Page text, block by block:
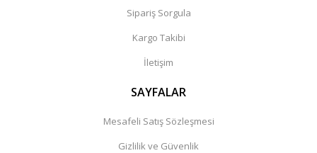
Sipariş Sorgula
Kargo Takibi
İletişim
SAYFALAR
Mesafeli Satış Sözleşmesi
Gizlilik ve Güvenlik